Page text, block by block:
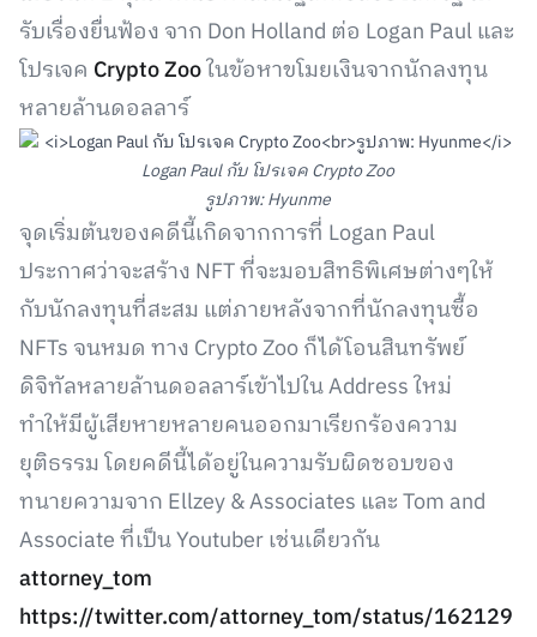
รับเรื่องยื่นฟ้อง จาก Don Holland ต่อ Logan Paul และ
โปรเจค Crypto Zooในข้อหาขโมยเงินจากนักลงทุน
หลายล้านดอลลาร์
Logan Paul กับ โปรเจค Crypto Zoo
รูปภาพ: Hyunme
จุดเริ่มต้นของคดีนี้เกิดจากการที่ Logan Paul
ประกาศว่าจะสร้าง NFT ที่จะมอบสิทธิพิเศษต่างๆให้
กับนักลงทุนที่สะสม แต่ภายหลังจากที่นักลงทุนซื้อ
NFTs จนหมด ทาง Crypto Zoo ก็ได้โอนสินทรัพย์
ดิจิทัลหลายล้านดอลลาร์เข้าไปใน Address ใหม่
ทำให้มีผู้เสียหายหลายคนออกมาเรียกร้องความ
ยุติธรรม โดยคดีนี้ได้อยู่ในความรับผิดชอบของ
ทนายความจาก Ellzey & Associates และ Tom and
Associate ที่เป็น Youtuber เช่นเดียวกัน
attorney_tom
https://twitter.com/attorney_tom/status/162129